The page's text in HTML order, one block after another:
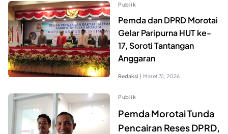
Publik
Pemda dan DPRD Morotai
Gelar Paripurna HUT ke-
17, Soroti Tantangan
Anggaran
Redaksi | Maret 31, 2026
Publik
Pemda Morotai Tunda
Pencairan Reses DPRD,